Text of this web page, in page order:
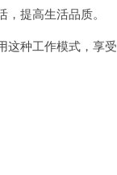
提高生活品质。
种工作模式，享受